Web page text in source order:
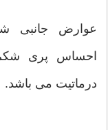
عوارض جانبی
احساس پری
درماتیت می باشد.